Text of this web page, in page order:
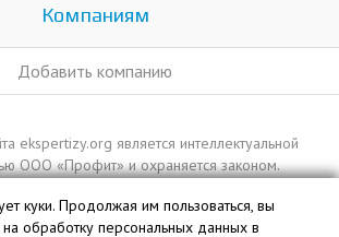
Компаниям
Добавить компанию
ekspertizy.org является интеллектуальной
ООО «Профит» и охраняется законом.
куки. Продолжая им пользоваться, вы
обработку персональных данных в